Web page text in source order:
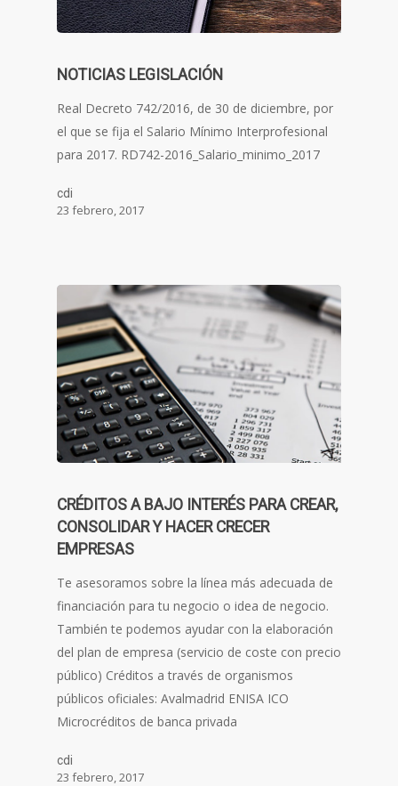
NOTICIAS LEGISLACIÓN
Real Decreto 742/2016, de 30 de diciembre, por
el que se fija el Salario Mínimo Interprofesional
para 2017. RD742-2016_Salario_minimo_2017
cdi
23 febrero, 2017
CRÉDITOS A BAJO INTERÉS PARA CREAR,
CONSOLIDAR Y HACER CRECER
EMPRESAS
Te asesoramos sobre la línea más adecuada de
financiación para tu negocio o idea de negocio.
También te podemos ayudar con la elaboración
del plan de empresa (servicio de coste con precio
público) Créditos a través de organismos
públicos oficiales: Avalmadrid ENISA ICO
Microcréditos de banca privada
cdi
23 febrero, 2017